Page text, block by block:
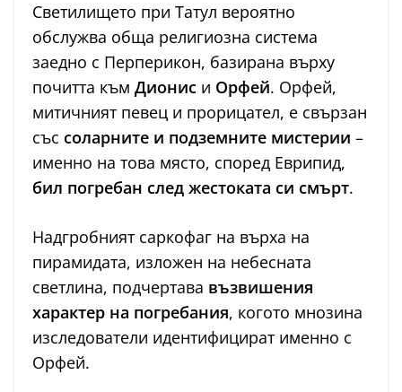
Светилището при Татул вероятно
обслужва обща религиозна система
заедно с Перперикон, базирана върху
почитта към Дионис и Орфей. Орфей,
митичният певец и прорицател, е свързан
със соларните и подземните мистерии –
именно на това място, според Еврипид,
бил погребан след жестоката си смърт.
Надгробният саркофаг на върха на
пирамидата, изложен на небесната
светлина, подчертава възвишения
характер на погребания, когото мнозина
изследователи идентифицират именно с
Орфей.